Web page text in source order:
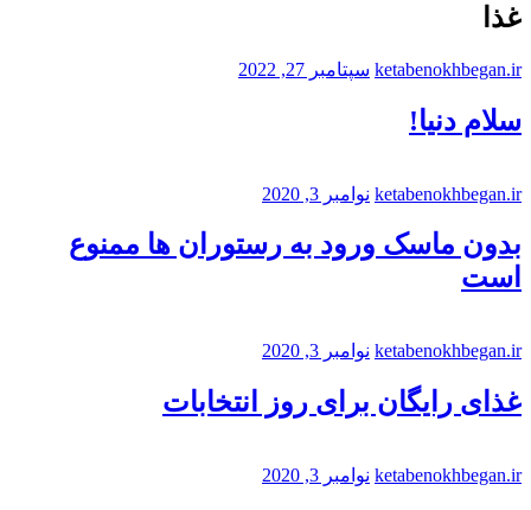
غذا
ketabenokhbegan.ir سپتامبر 27, 2022
سلام دنیا!
ketabenokhbegan.ir نوامبر 3, 2020
بدون ماسک ورود به رستوران ها ممنوع
است
ketabenokhbegan.ir نوامبر 3, 2020
غذای رایگان برای روز انتخابات
ketabenokhbegan.ir نوامبر 3, 2020